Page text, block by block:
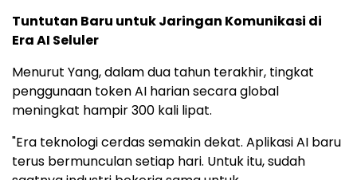
Tuntutan Baru untuk Jaringan Komunikasi di
Era AI Seluler
Menurut Yang, dalam dua tahun terakhir, tingkat
penggunaan token AI harian secara global
meningkat hampir 300 kali lipat.
"Era teknologi cerdas semakin dekat. Aplikasi AI baru
terus bermunculan setiap hari. Untuk itu, sudah